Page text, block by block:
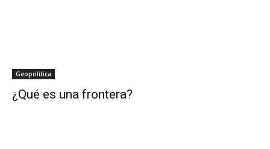
Geopolítica
¿Qué es una frontera?